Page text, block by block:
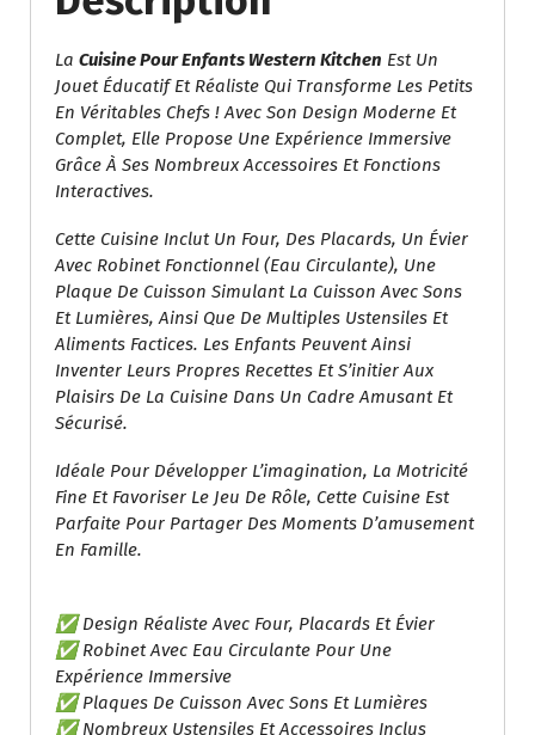
La Cuisine Pour Enfants Western Kitchen Est Un
Jouet Éducatif Et Réaliste Qui Transforme Les Petits
En Véritables Chefs ! Avec Son Design Moderne Et
Complet, Elle Propose Une Expérience Immersive
Grâce À Ses Nombreux Accessoires Et Fonctions
Interactives.
Cette Cuisine Inclut Un Four, Des Placards, Un Évier
Avec Robinet Fonctionnel (eau Circulante), Une
Plaque De Cuisson Simulant La Cuisson Avec Sons
Et Lumières, Ainsi Que De Multiples Ustensiles Et
Aliments Factices. Les Enfants Peuvent Ainsi
Inventer Leurs Propres Recettes Et S’initier Aux
Plaisirs De La Cuisine Dans Un Cadre Amusant Et
Sécurisé.
Idéale Pour Développer L’imagination, La Motricité
Fine Et Favoriser Le Jeu De Rôle, Cette Cuisine Est
Parfaite Pour Partager Des Moments D’amusement
En Famille.
✅ Design Réaliste Avec Four, Placards Et Évier
✅ Robinet Avec Eau Circulante Pour Une
Expérience Immersive
✅ Plaques De Cuisson Avec Sons Et Lumières
✅ Nombreux Ustensiles Et Accessoires Inclus